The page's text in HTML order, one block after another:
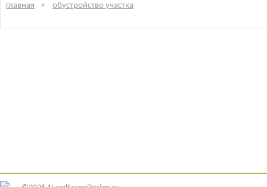
главная обустройство участка